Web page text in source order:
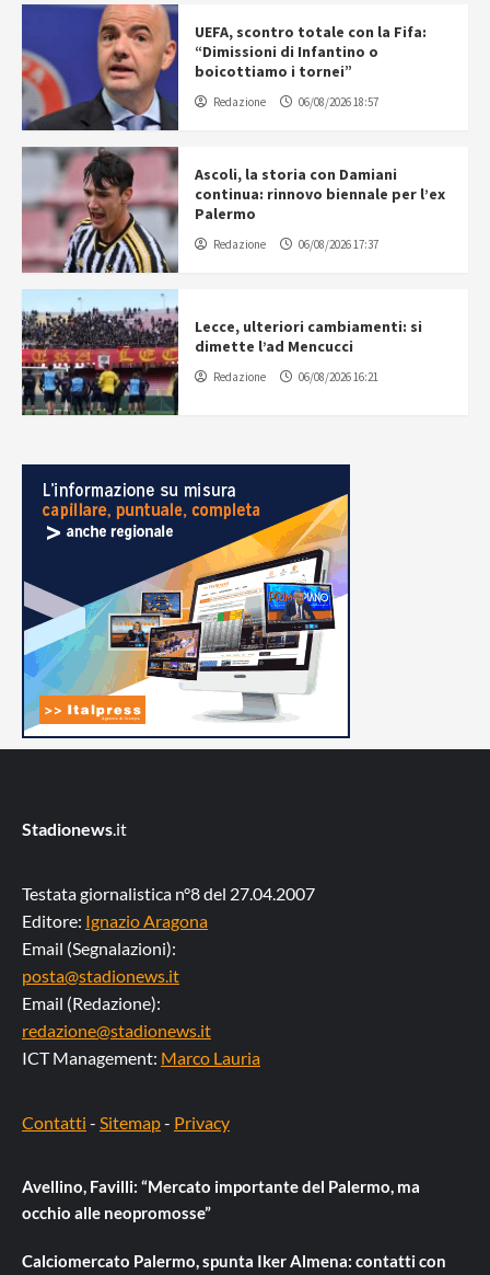
UEFA, scontro totale con la Fifa:
“Dimissioni di Infantino o
boicottiamo i tornei”
Redazione 06/08/2026 18:57
Ascoli, la storia con Damiani
continua: rinnovo biennale per l’ex
Palermo
Redazione 06/08/2026 17:37
Lecce, ulteriori cambiamenti: si
dimette l’ad Mencucci
Redazione 06/08/2026 16:21
Stadionews .it
Testata giornalistica n°8 del 27.04.2007
Editore: Ignazio Aragona
Email (Segnalazioni):
posta@stadionews.it
Email (Redazione):
redazione@stadionews.it
ICT Management: Marco Lauria
Contatti - Sitemap- Privacy
Avellino, Favilli: “Mercato importante del Palermo, ma
occhio alle neopromosse”
Calciomercato Palermo, spunta Iker Almena: contatti con